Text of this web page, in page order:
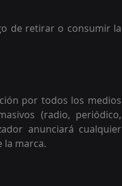
de retirar o consumir la
por todos los medios
(radio, periódico,
anunciará cualquier
la marca.